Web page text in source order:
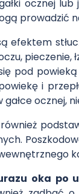
ocznej
prowadzić
efektem
pieczenie,
pod
i
ocznej,
również
oka po